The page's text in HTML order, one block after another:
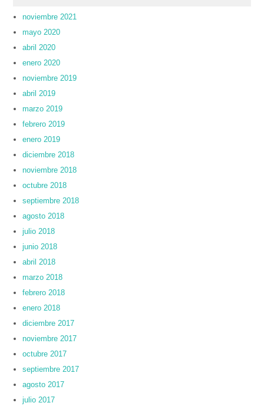
noviembre 2021
mayo 2020
abril 2020
enero 2020
noviembre 2019
abril 2019
marzo 2019
febrero 2019
enero 2019
diciembre 2018
noviembre 2018
octubre 2018
septiembre 2018
agosto 2018
julio 2018
junio 2018
abril 2018
marzo 2018
febrero 2018
enero 2018
diciembre 2017
noviembre 2017
octubre 2017
septiembre 2017
agosto 2017
julio 2017